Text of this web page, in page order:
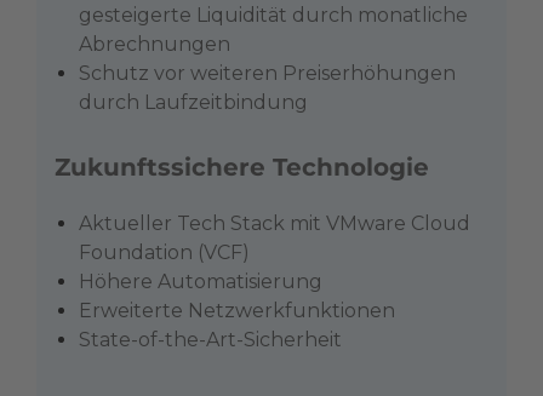
gesteigerte Liquidität durch monatliche
Abrechnungen
Schutz vor weiteren Preiserhöhungen
durch Laufzeitbindung
Zukunftssichere Technologie
Aktueller Tech Stack mit VMware Cloud
Foundation (VCF)
Höhere Automatisierung
Erweiterte Netzwerkfunktionen
State-of-the-Art-Sicherheit